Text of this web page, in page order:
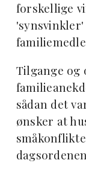
forskellige
Tilgange og
sådan det
ønsker at